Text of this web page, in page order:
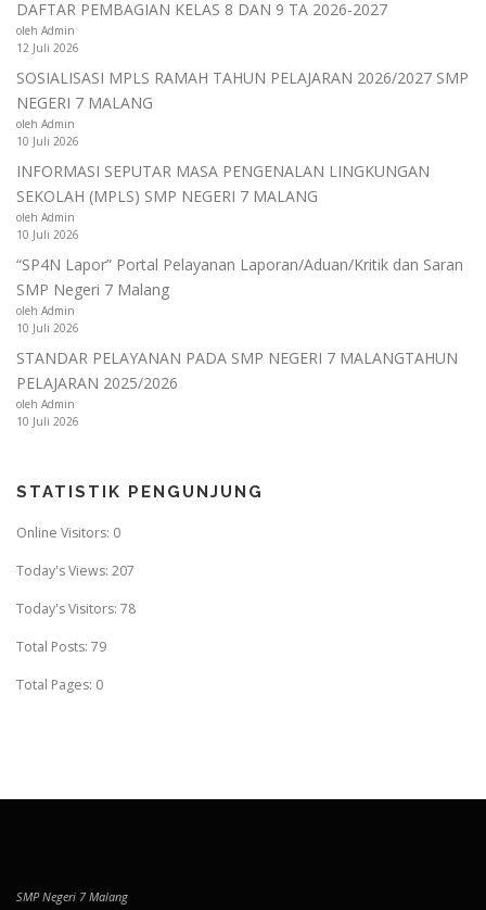
DAFTAR PEMBAGIAN KELAS 8 DAN 9 TA 2026-2027
oleh Admin
12 Juli 2026
SOSIALISASI MPLS RAMAH TAHUN PELAJARAN 2026/2027 SMP
NEGERI 7 MALANG
oleh Admin
10 Juli 2026
INFORMASI SEPUTAR MASA PENGENALAN LINGKUNGAN
SEKOLAH (MPLS) SMP NEGERI 7 MALANG
oleh Admin
10 Juli 2026
“SP4N Lapor” Portal Pelayanan Laporan/Aduan/Kritik dan Saran
SMP Negeri 7 Malang
oleh Admin
10 Juli 2026
STANDAR PELAYANAN PADA SMP NEGERI 7 MALANGTAHUN
PELAJARAN 2025/2026
oleh Admin
10 Juli 2026
STATISTIK PENGUNJUNG
Online Visitors: 0
Today's Views: 207
Today's Visitors: 78
Total Posts: 79
Total Pages: 0
SMP Negeri 7 Malang